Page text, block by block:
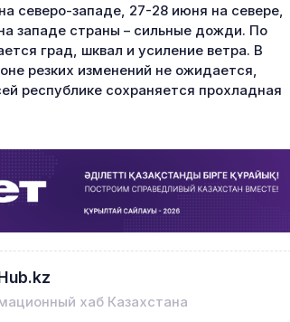
северо-западе, 27-28 июня на севере,
западе страны – сильные дожди. По
град, шквал и усиление ветра. В
резких изменений не ожидается,
республике сохраняется прохладная
хаб Казахстана